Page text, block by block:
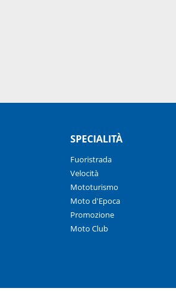
SPECIALITÀ
Fuoristrada
Velocità
Mototurismo
Moto d'Epoca
Promozione
Moto Club